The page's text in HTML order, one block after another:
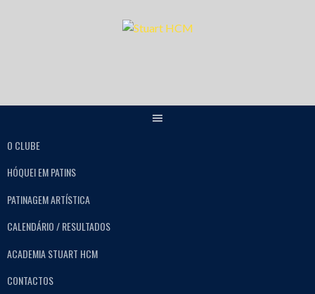
O CLUBE
HÓQUEI EM PATINS
PATINAGEM ARTÍSTICA
CALENDÁRIO / RESULTADOS
ACADEMIA STUART HCM
CONTACTOS